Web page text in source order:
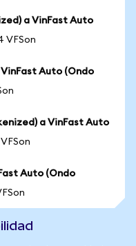
a VinFast Auto
VFSon
Auto (Ondo
a VinFast Auto
Auto (Ondo